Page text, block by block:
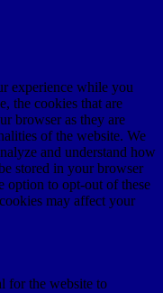
experience while you
the cookies that are
browser as they are
of the website. We
and understand how
stored in your browser
option to opt-out of these
may affect your
for the website to